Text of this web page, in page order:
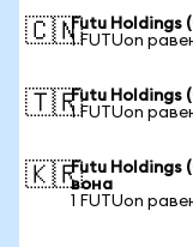
🇨🇳Futu Holdings
1 FUTUon
🇹🇷Futu Holdings
1 FUTUon
🇰🇷Futu Holdings
вона
1 FUTUon